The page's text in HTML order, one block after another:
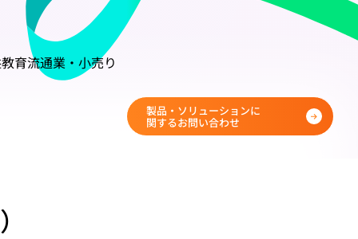
教育流通業・小売り
製品・ソリューションに
関するお問い合わせ